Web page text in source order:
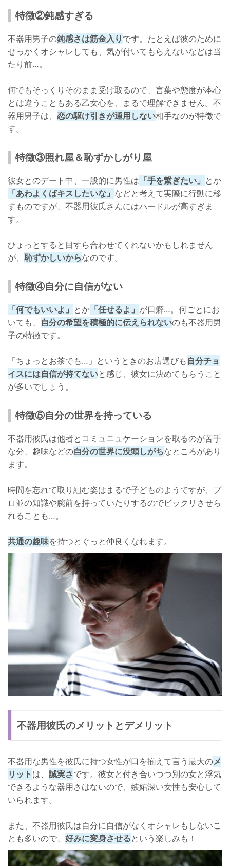
特徴②鈍感すぎる
不器用男子の鈍感さは筋金入りです。たとえば彼のために
せっかくオシャレしても、気が付いてもらえないなどは当
たり前…。
何でもそっくりそのまま受け取るので、言葉や態度が本心
とは違うこともある乙女心を、まるで理解できません。不
器用男子は、 恋の駆け引きが通用しない相手なのが特徴で
す。
特徴③照れ屋＆恥ずかしがり屋
彼女とのデート中、一般的に男性は 「手を繋ぎたい」 とか
「あわよくばキスしたいな」 などと考えて実際に行動に移
すものですが、不器用彼氏さんにはハードルが高すぎま
す。
ひょっとすると目すら合わせてくれないかもしれません
が、 恥ずかしいからなのです。
特徴④自分に自信がない
「何でもいいよ」 とか 「任せるよ」 が口癖…。何ごとにお
いても、 自分の希望を積極的に伝えられないのも不器用男
子の特徴です。
「ちょっとお茶でも…」というときのお店選びも自分チョ
イスには自信が持てないと感じ、彼女に決めてもらうこと
が多いでしょう。
特徴⑤自分の世界を持っている
不器用彼氏は他者とコミュニュケーションを取るのが苦手
な分、趣味などの自分の世界に没頭しがちなところがあり
ます。
時間を忘れて取り組む姿はまるで子どものようですが、プ
ロ並の知識や腕前を持っていたりするのでビックリさせら
れることも…。
共通の趣味を持つとぐっと仲良くなれます。
不器用彼氏のメリットとデメリット
不器用な男性を彼氏に持つ女性が口を揃えて言う最大のメ
リットは、 誠実さです。彼女と付き合いつつ別の女と浮気
できるような器用さはないので、嫉妬深い女性も安心して
いられます。
また、不器用彼氏は自分に自信がなくオシャレもしないこ
とも多いので、 好みに変身させるという楽しみも！